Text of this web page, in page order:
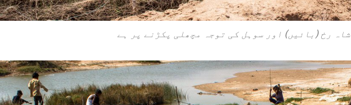
شاہ رخ (بائیں) اور سوہل کی توجہ مچھلی پکڑنے پر ہے